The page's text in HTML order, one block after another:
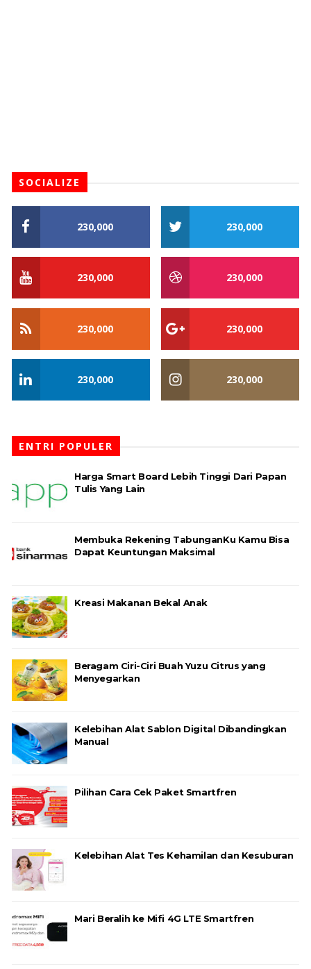
SOCIALIZE
230,000 230,000
230,000 230,000
230,000 230,000
230,000 230,000
ENTRI POPULER
Harga Smart Board Lebih Tinggi Dari Papan
Tulis Yang Lain
Membuka Rekening TabunganKu Kamu Bisa
Dapat Keuntungan Maksimal
Kreasi Makanan Bekal Anak
Beragam Ciri-Ciri Buah Yuzu Citrus yang
Menyegarkan
Kelebihan Alat Sablon Digital Dibandingkan
Manual
Pilihan Cara Cek Paket Smartfren
Kelebihan Alat Tes Kehamilan dan Kesuburan
Mari Beralih ke Mifi 4G LTE Smartfren